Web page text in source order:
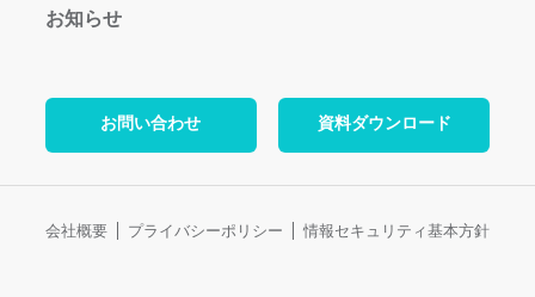
お知らせ
お問い合わせ 資料ダウンロード
会社概要 プライバシーポリシー 情報セキュリティ基本方針